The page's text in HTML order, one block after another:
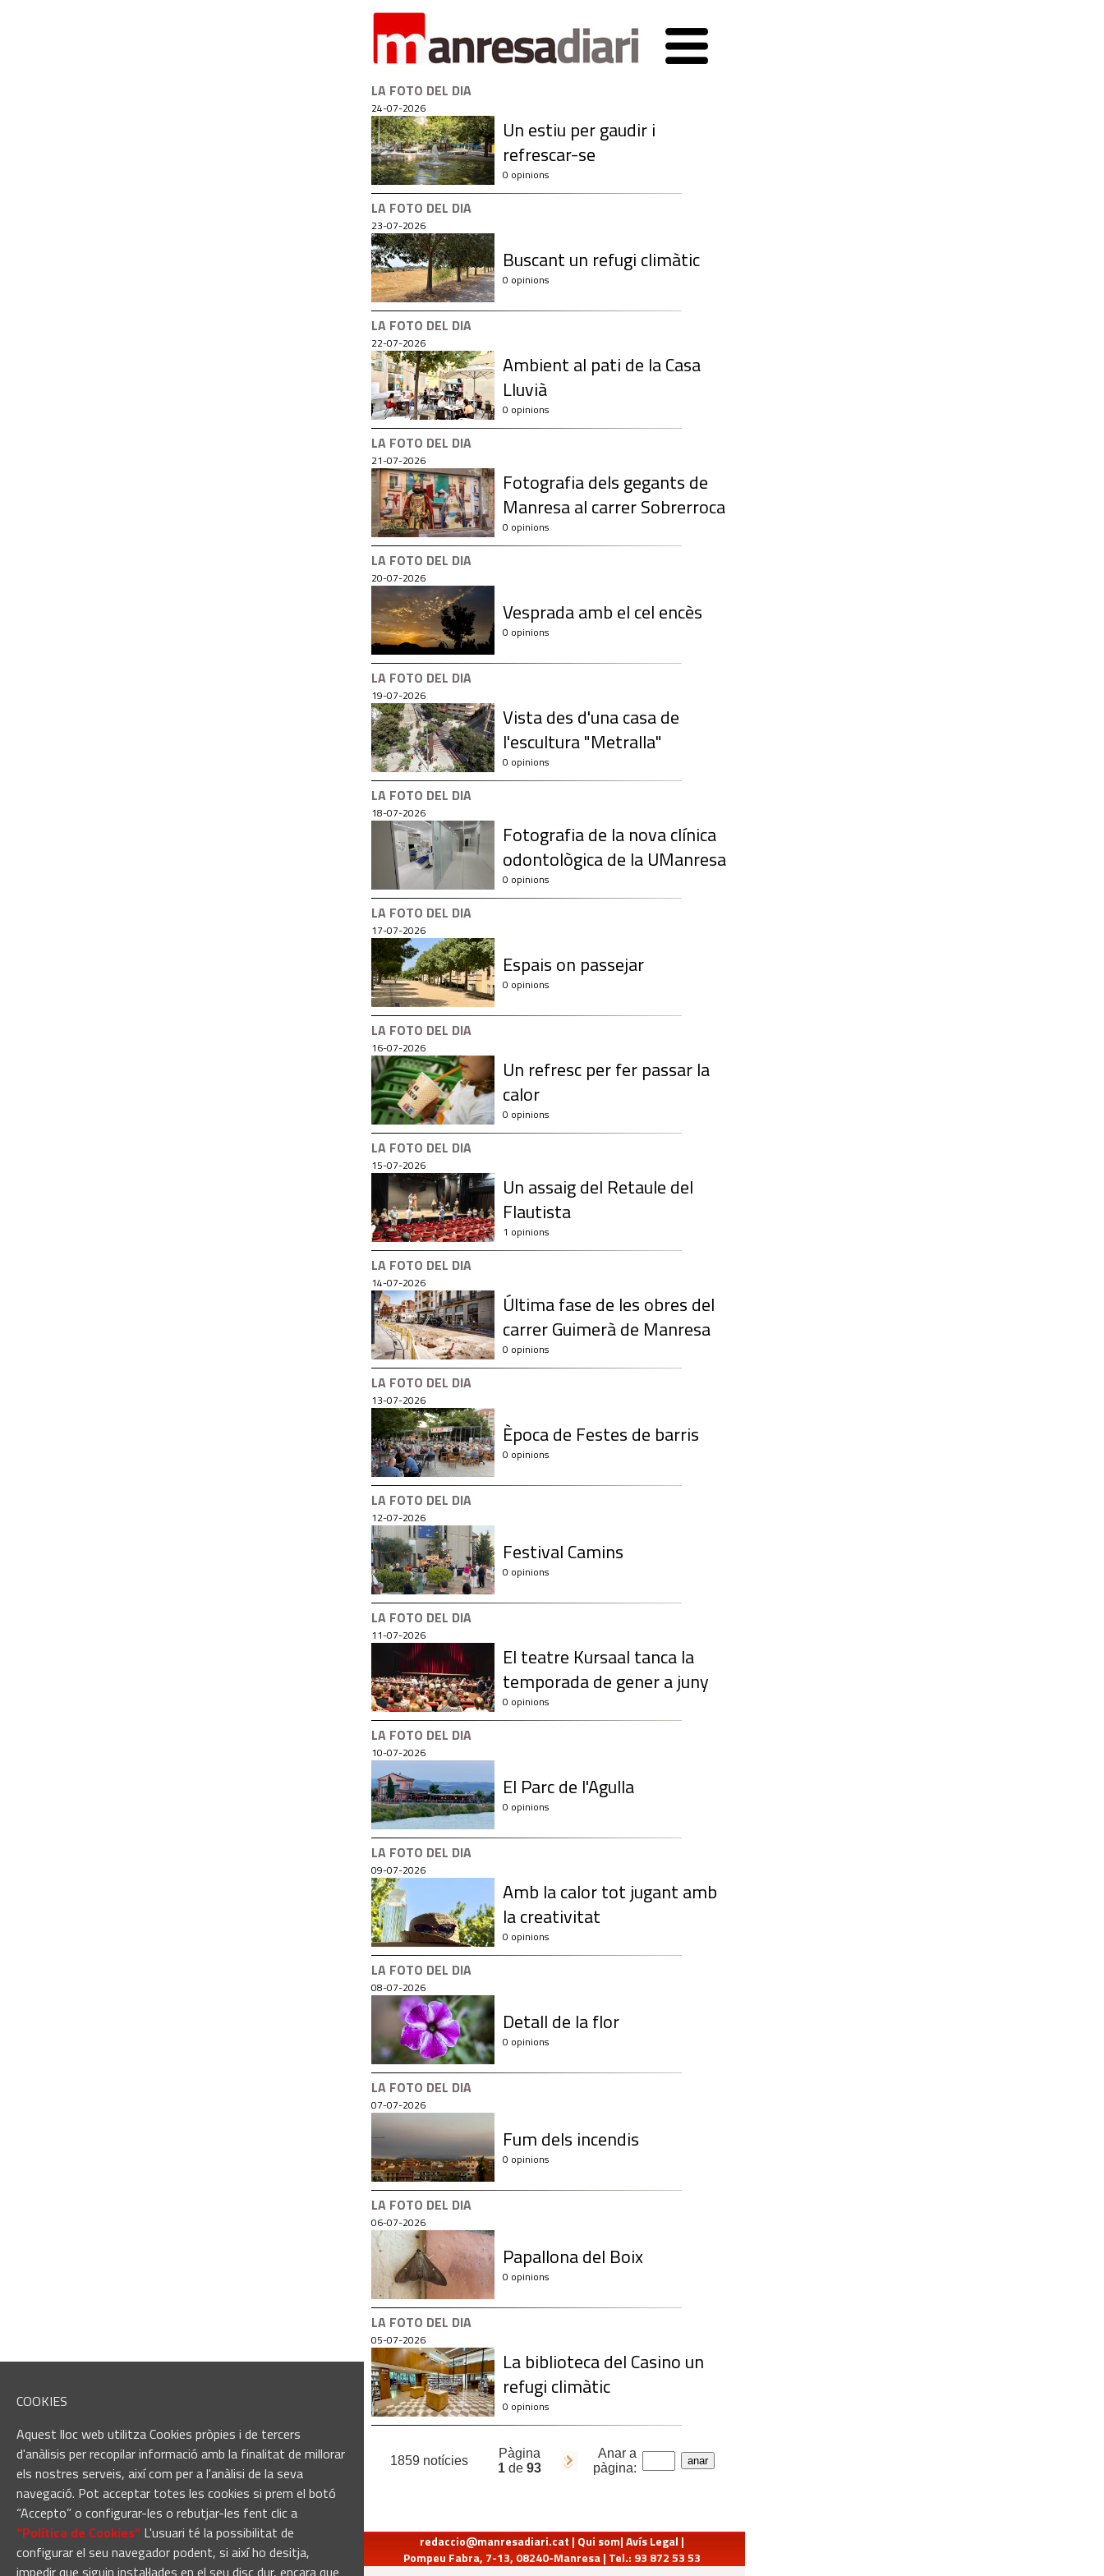
COOKIES
Aquest lloc web utilitza Cookies pròpies i de tercers
d'anàlisis per recopilar informació amb la finalitat de millorar
els nostres serveis, així com per a l'anàlisi de la seva
navegació. Pot acceptar totes les cookies si prem el botó
“Accepto” o configurar-les o rebutjar-les fent clic a
“Política de Cookies“ L'usuari té la possibilitat de
configurar el seu navegador podent, si així ho desitja,
impedir que siguin instal·lades en el seu disc dur, encara que
LA FOTO DEL DIA
24-07-2026
Un estiu per gaudir i
refrescar-se
0 opinions
LA FOTO DEL DIA
23-07-2026
Buscant un refugi climàtic
0 opinions
LA FOTO DEL DIA
22-07-2026
Ambient al pati de la Casa
Lluvià
0 opinions
LA FOTO DEL DIA
21-07-2026
Fotografia dels gegants de
Manresa al carrer Sobrerroca
0 opinions
LA FOTO DEL DIA
20-07-2026
Vesprada amb el cel encès
0 opinions
LA FOTO DEL DIA
19-07-2026
Vista des d'una casa de
l'escultura "Metralla"
0 opinions
LA FOTO DEL DIA
18-07-2026
Fotografia de la nova clínica
odontològica de la UManresa
0 opinions
LA FOTO DEL DIA
17-07-2026
Espais on passejar
0 opinions
LA FOTO DEL DIA
16-07-2026
Un refresc per fer passar la
calor
0 opinions
LA FOTO DEL DIA
15-07-2026
Un assaig del Retaule del
Flautista
1 opinions
LA FOTO DEL DIA
14-07-2026
Última fase de les obres del
carrer Guimerà de Manresa
0 opinions
LA FOTO DEL DIA
13-07-2026
Època de Festes de barris
0 opinions
LA FOTO DEL DIA
12-07-2026
Festival Camins
0 opinions
LA FOTO DEL DIA
11-07-2026
El teatre Kursaal tanca la
temporada de gener a juny
0 opinions
LA FOTO DEL DIA
10-07-2026
El Parc de l'Agulla
0 opinions
LA FOTO DEL DIA
09-07-2026
Amb la calor tot jugant amb
la creativitat
0 opinions
LA FOTO DEL DIA
08-07-2026
Detall de la flor
0 opinions
LA FOTO DEL DIA
07-07-2026
Fum dels incendis
0 opinions
LA FOTO DEL DIA
06-07-2026
Papallona del Boix
0 opinions
LA FOTO DEL DIA
05-07-2026
La biblioteca del Casino un
refugi climàtic
0 opinions
1859 notícies
Pàgina
1de 93
Anar a
pàgina:
redaccio@manresadiari.cat | Qui som|Avís Legal |
Pompeu Fabra, 7-13, 08240-Manresa | Tel.: 93 872 53 53